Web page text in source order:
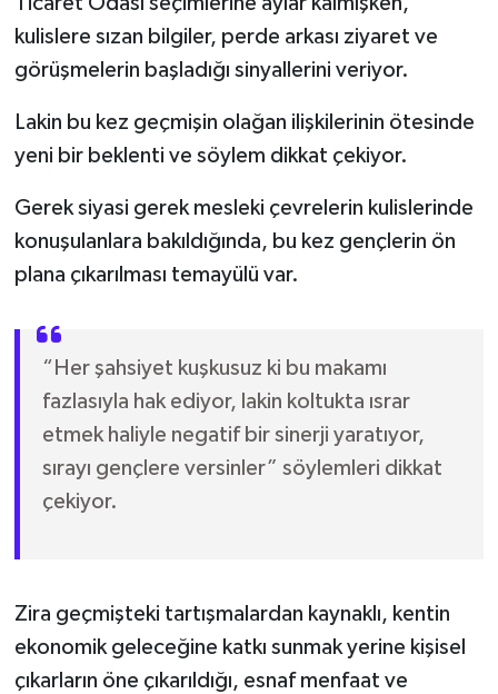
kulislere sızan bilgiler, perde arkası ziyaret ve
görüşmelerin başladığı sinyallerini veriyor.
Lakin bu kez geçmişin olağan ilişkilerinin ötesinde
yeni bir beklenti ve söylem dikkat çekiyor.
Gerek siyasi gerek mesleki çevrelerin kulislerinde
konuşulanlara bakıldığında, bu kez gençlerin ön
plana çıkarılması temayülü var.
“Her şahsiyet kuşkusuz ki bu makamı
fazlasıyla hak ediyor, lakin koltukta ısrar
etmek haliyle negatif bir sinerji yaratıyor,
sırayı gençlere versinler” söylemleri dikkat
çekiyor.
Zira geçmişteki tartışmalardan kaynaklı, kentin
ekonomik geleceğine katkı sunmak yerine kişisel
çıkarların öne çıkarıldığı, esnaf menfaat ve
SİYASET
SPOR
TARİH
YAŞAM